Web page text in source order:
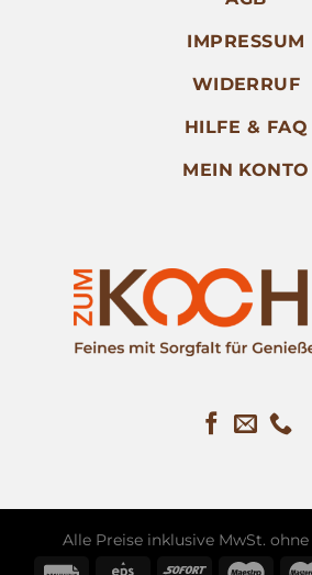
IMPRESSUM
WIDERRUF
HILFE & FAQ
MEIN KONTO
Alle Preise inklusive MwSt. ohne